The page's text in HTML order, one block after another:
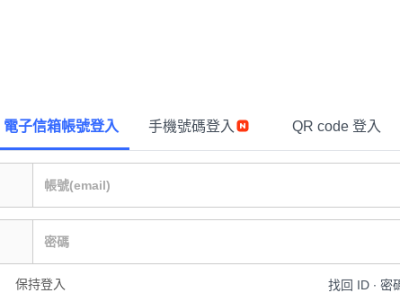
電子信箱帳號登入 手機號碼登入 QR code 登入
保持登入 找回 ID ∙ 密